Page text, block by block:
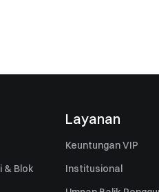
& Blok
Layanan
Keuntungan VIP
Institusional